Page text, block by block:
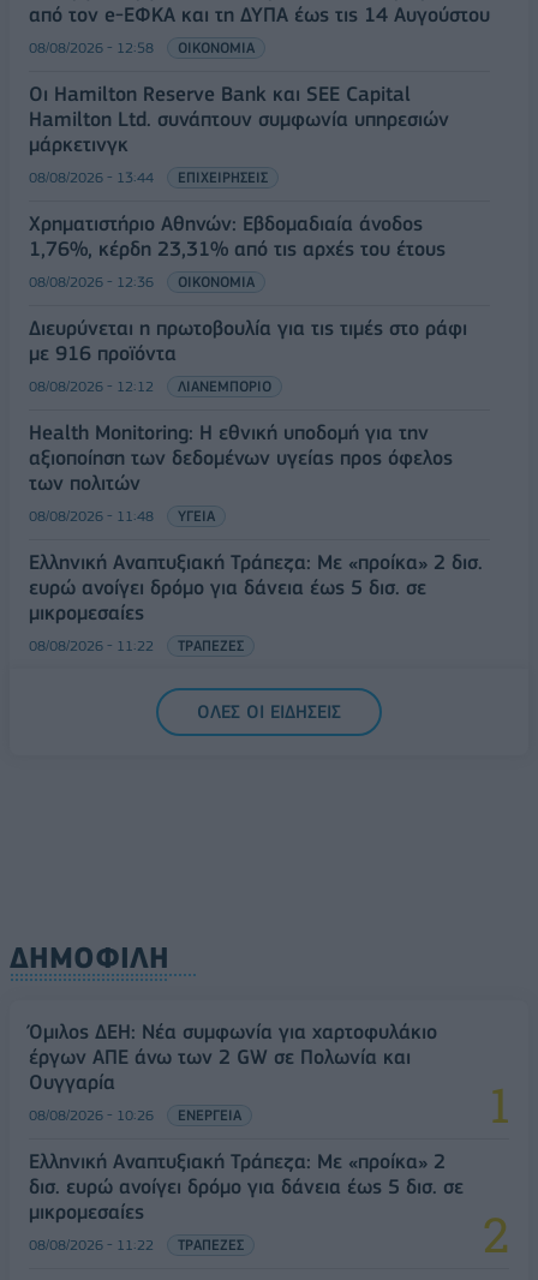
από τον e-ΕΦΚΑ και τη ΔΥΠΑ έως τις 14 Αυγούστου
08/08/2026 - 12:58 ΟΙΚΟΝΟΜΙΑ
Οι Hamilton Reserve Bank και SEE Capital
Hamilton Ltd. συνάπτουν συμφωνία υπηρεσιών
μάρκετινγκ
08/08/2026 - 13:44 ΕΠΙΧΕΙΡΗΣΕΙΣ
Χρηματιστήριο Αθηνών: Εβδομαδιαία άνοδος
1,76%, κέρδη 23,31% από τις αρχές του έτους
08/08/2026 - 12:36 ΟΙΚΟΝΟΜΙΑ
Διευρύνεται η πρωτοβουλία για τις τιμές στο ράφι
με 916 προϊόντα
08/08/2026 - 12:12 ΛΙΑΝΕΜΠΟΡΙΟ
Health Monitoring: Η εθνική υποδομή για την
αξιοποίηση των δεδομένων υγείας προς όφελος
των πολιτών
08/08/2026 - 11:48 ΥΓΕΙΑ
Ελληνική Αναπτυξιακή Τράπεζα: Με «προίκα» 2 δισ.
ευρώ ανοίγει δρόμο για δάνεια έως 5 δισ. σε
μικρομεσαίες
08/08/2026 - 11:22 ΤΡΑΠΕΖΕΣ
5G παντού, 6G στον ορίζοντα: Πού βρίσκεται η
Ελλάδα στη μεγάλη τεχνολογική μετάβαση
ΟΛΕΣ ΟΙ ΕΙΔΗΣΕΙΣ
ΔΗΜΟΦΙΛΗ
Όμιλος ΔΕΗ: Νέα συμφωνία για χαρτοφυλάκιο
έργων ΑΠΕ άνω των 2 GW σε Πολωνία και
Ουγγαρία
08/08/2026 - 10:26 ΕΝΕΡΓΕΙΑ
Ελληνική Αναπτυξιακή Τράπεζα: Με «προίκα» 2
δισ. ευρώ ανοίγει δρόμο για δάνεια έως 5 δισ. σε
μικρομεσαίες
08/08/2026 - 11:22 ΤΡΑΠΕΖΕΣ